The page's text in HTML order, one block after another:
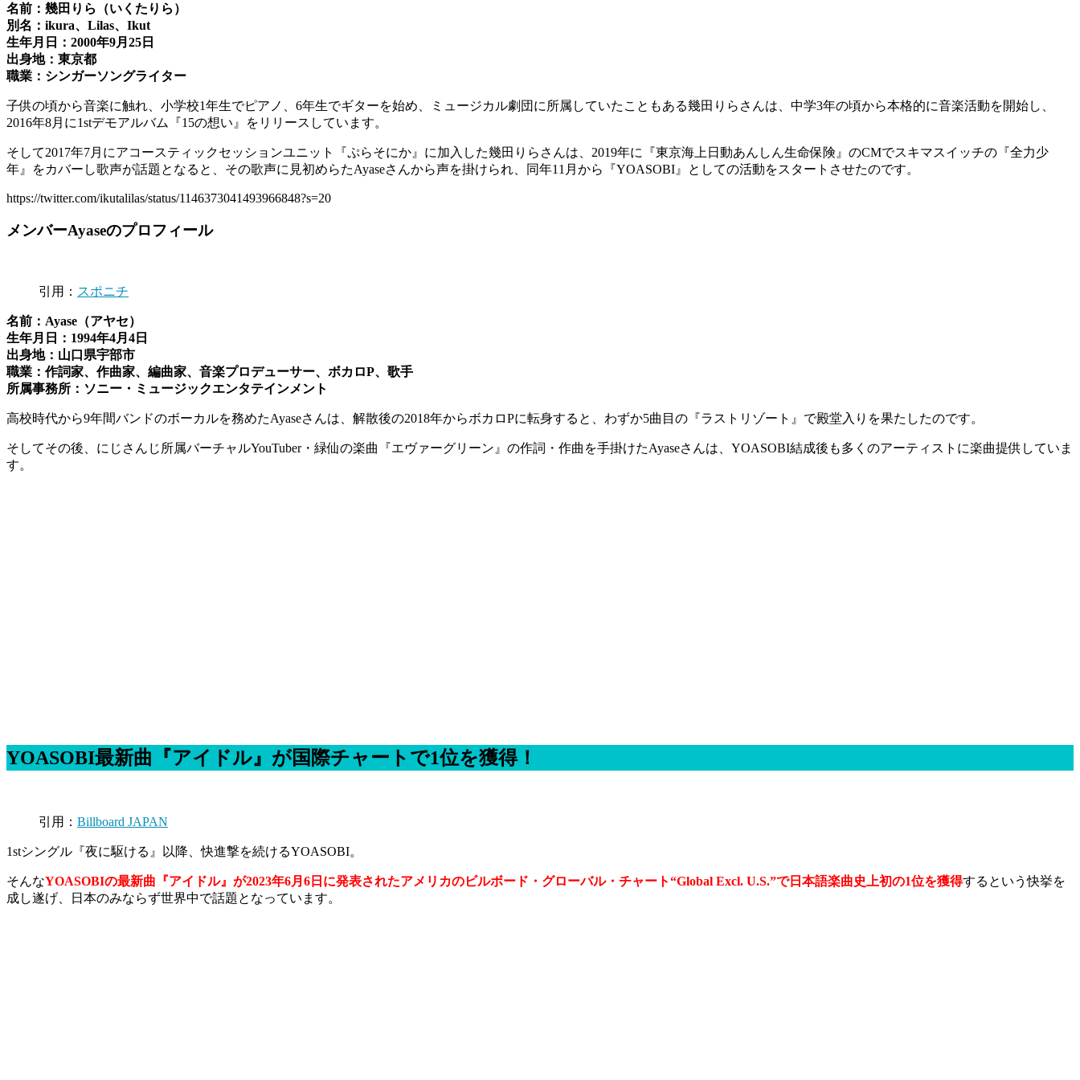
名前：幾田りら（いくたりら）
別名：ikura、Lilas、Ikut
生年月日：2000年9月25日
出身地：東京都
職業：シンガーソングライター
子供の頃から音楽に触れ、小学校1年生でピアノ、6年生でギターを始め、ミュージカル劇団に所属していたこともある幾田りらさんは、中学3年の頃から本格的に音楽活動を開始し、
2016年8月に1stデモアルバム『15の想い』をリリースしています。
そして2017年7月にアコースティックセッションユニット『ぷらそにか』に加入した幾田りらさんは、2019年に『東京海上日動あんしん生命保険』のCMでスキマスイッチの『全力少
年』をカバーし歌声が話題となると、その歌声に見初めらたAyaseさんから声を掛けられ、同年11月から『YOASOBI』としての活動をスタートさせたのです。
https://twitter.com/ikutalilas/status/1146373041493966848?s=20
メンバーAyaseのプロフィール
引用： スポニチ
名前：Ayase（アヤセ）
生年月日：1994年4月4日
出身地：山口県宇部市
職業：作詞家、作曲家、編曲家、音楽プロデューサー、ボカロP、歌手
所属事務所：ソニー・ミュージックエンタテインメント
高校時代から9年間バンドのボーカルを務めたAyaseさんは、解散後の2018年からボカロPに転身すると、わずか5曲目の『ラストリゾート』で殿堂入りを果たしたのです。
そしてその後、にじさんじ所属バーチャルYouTuber・緑仙の楽曲『エヴァーグリーン』の作詞・作曲を手掛けたAyaseさんは、YOASOBI結成後も多くのアーティストに楽曲提供していま
す。
YOASOBI最新曲『アイドル』が国際チャートで1位を獲得！
引用： Billboard JAPAN
1stシングル『夜に駆ける』以降、快進撃を続けるYOASOBI。
そんなYOASOBIの最新曲『アイドル』が2023年6月6日に発表されたアメリカのビルボード・グローバル・チャート“Global Excl. U.S.”で日本語楽曲史上初の1位を獲得するという快挙を
成し遂げ、日本のみならず世界中で話題となっています。